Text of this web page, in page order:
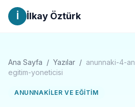
İ İlkay Öztürk
Ana Sayfa / Yazılar / anunnaki-4-
egitim-yoneticisi
ANUNNAKILER VE EĞITIM